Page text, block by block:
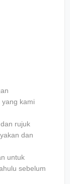
kаmі
rujuk
dаn
untuk
ѕеbеlum